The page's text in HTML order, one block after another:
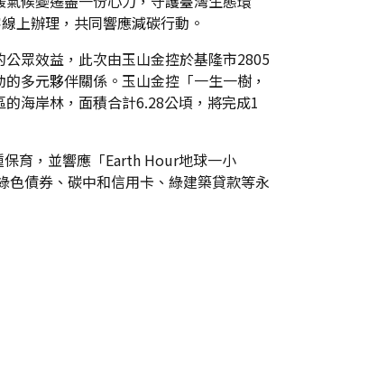
上辦理，共同響應減碳行動。
眾效益，此次由玉山金控於基隆市2805
多元夥伴關係。玉山金控「一生一樹，
海岸林，面積合計6.28公頃，將完成1
育，並響應「Earth Hour地球一小
債券、碳中和信用卡、綠建築貸款等永